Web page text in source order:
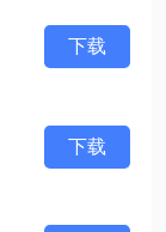
下载
下载